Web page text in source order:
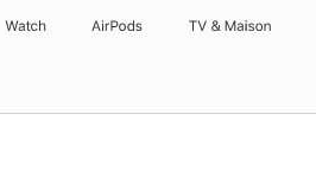
Watch AirPods TV & Maison